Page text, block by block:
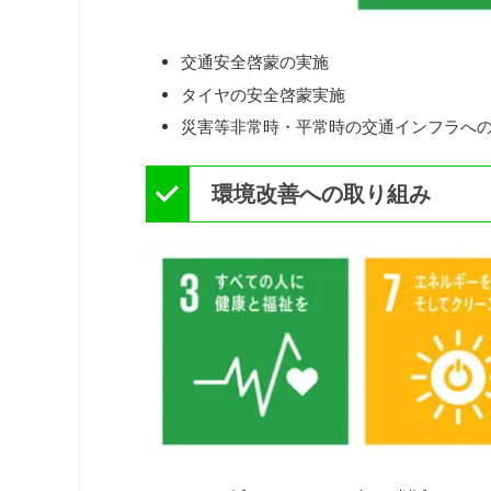
交通安全啓蒙の実施
タイヤの安全啓蒙実施
災害等非常時・平常時の交通インフラへ
環境改善への取り組み